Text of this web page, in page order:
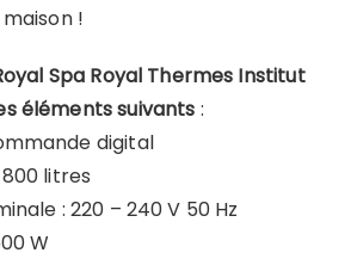
!
Spa Royal Thermes Institut
éléments suivants :
digital
litres
: 220 – 240 V 50 Hz
W